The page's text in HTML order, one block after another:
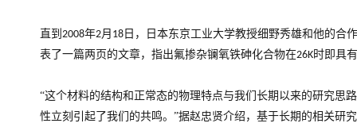
直到 2008年2月 18 日，日本东京工业大学教授细野秀雄和他的合
表了一篇两页的文章，指出氟掺杂镧氧铁砷化合物在26K时即具
“这个材料的结构和正常态的物理特点与我们长期以来的研究思
性立刻引起了我们的共鸣。”据赵忠贤介绍，基于长期的相关研